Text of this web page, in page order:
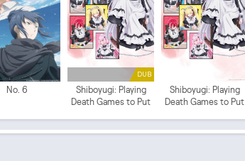
No. 6
DUB
Shiboyugi: Playing
Death Games to Put
Shiboyugi: Playing
Death Games to Put